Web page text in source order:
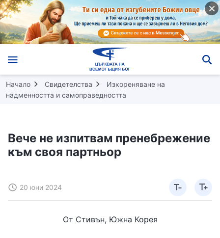
Начало Свидетелства
Изкореняване на
надменността и самоправедността
Вече не изпитвам пренебрежение
към своя партньор
20 юни 2024
От Стивън, Южна Корея